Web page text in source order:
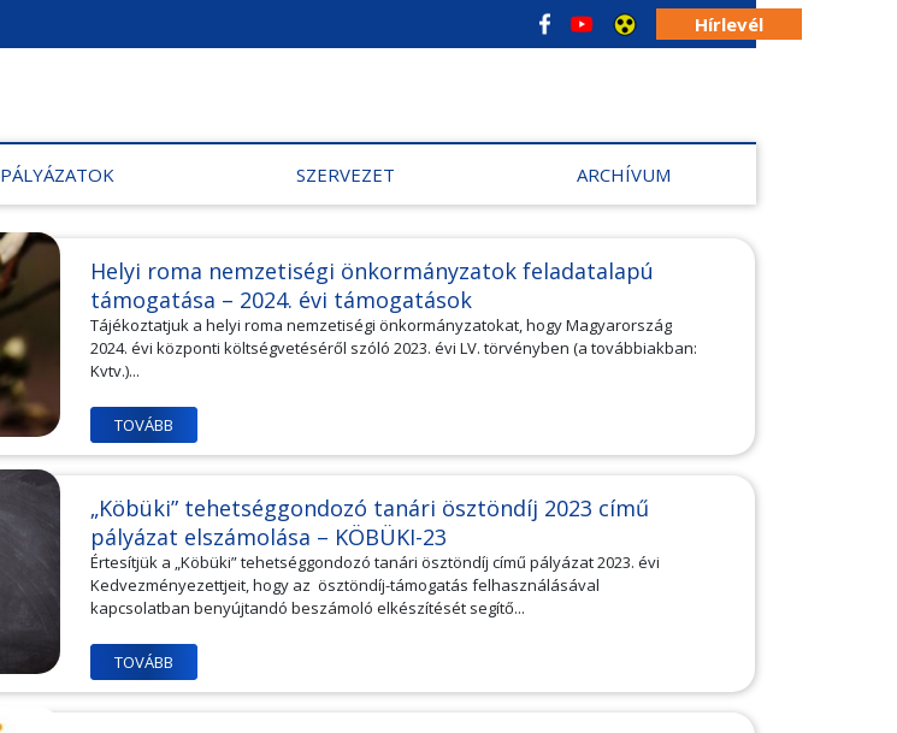
Hírlevél
PÁLYÁZATOK SZERVEZET ARCHÍVUM
Helyi roma nemzetiségi önkormányzatok feladatalapú
támogatása – 2024. évi támogatások
Tájékoztatjuk a helyi roma nemzetiségi önkormányzatokat, hogy Magyarország
2024. évi központi költségvetéséről szóló 2023. évi LV. törvényben (a továbbiakban:
Kvtv.)...
TOVÁBB
„Köbüki” tehetséggondozó tanári ösztöndíj 2023 című
pályázat elszámolása – KÖBÜKI-23
Értesítjük a „Köbüki” tehetséggondozó tanári ösztöndíj című pályázat 2023. évi
Kedvezményezettjeit, hogy az ösztöndíj-támogatás felhasználásával
kapcsolatban benyújtandó beszámoló elkészítését segítő...
TOVÁBB